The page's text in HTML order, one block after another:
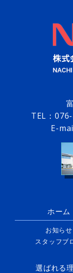
TEL：
E-
ホーム
お知らせ
スタッフブ
選ばれる